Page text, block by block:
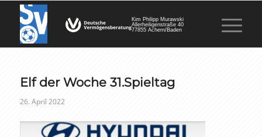
Kim Philipp Murawski
Allerheiligenstraße 40
77855 Achern/Baden
Elf der Woche 31.Spieltag
26. April 2022